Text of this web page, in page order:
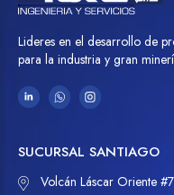
Lideres en el desarrollo de
para la industria y gran
SUCURSAL SANTIAGO
Volcán Láscar Oriente